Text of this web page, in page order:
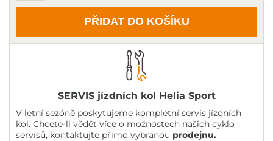
PŘIDAT DO KOŠÍKU
SERVIS jízdních kol Helia Sport
V letní sezóně poskytujeme kompletní servis jízdních
kol. Chcete-li vědět více o možnostech našich cyklo
servisů, kontaktujte přímo vybranou prodejnu.